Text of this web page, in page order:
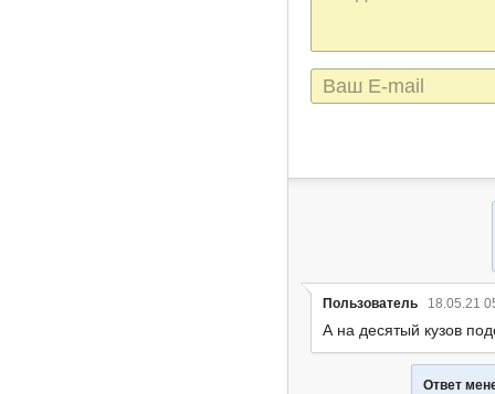
сообщения
E-
mail
Пользователь 18.05.21
А на десятый кузов
Ответ